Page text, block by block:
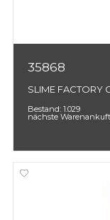
35868
SLIME FACTORY
Bestand: 1.029
nächste